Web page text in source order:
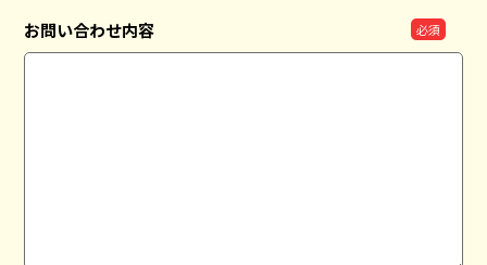
お問い合わせ内容